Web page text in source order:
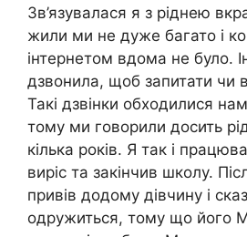
Зв’язувалася я з ріднею
жили ми не дуже багато і
інтернетом вдома не було.
дзвонила, щоб запитати чи
Такі дзвінки обходилися
тому ми говорили досить
кілька років. Я так і
виріс та закінчив школу.
привів додому дівчину і
одружиться, тому що його